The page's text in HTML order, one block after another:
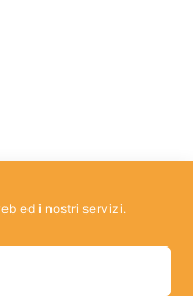
ed i nostri servizi.